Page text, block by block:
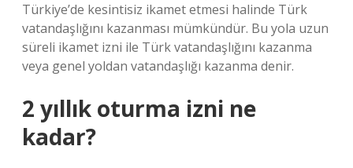
Türkiye’de kesintisiz ikamet etmesi halinde Türk
vatandaşlığını kazanması mümkündür. Bu yola uzun
süreli ikamet izni ile Türk vatandaşlığını kazanma
veya genel yoldan vatandaşlığı kazanma denir.
2 yıllık oturma izni ne
kadar?